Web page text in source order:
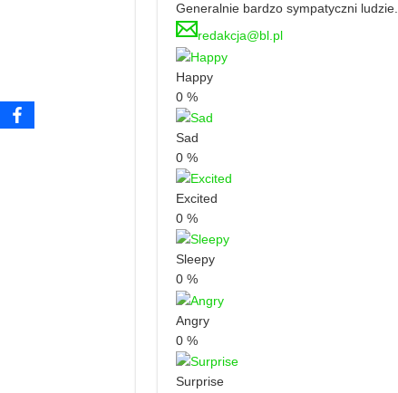
Generalnie bardzo sympatyczni ludzie.
redakcja@bl.pl
Happy
0%
Sad
0%
Excited
0%
Sleepy
0%
Angry
0%
Surprise